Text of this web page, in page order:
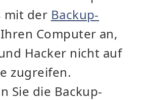
mit der Backup-
Computer an,
Hacker nicht auf
zugreifen.
Sie die Backup-